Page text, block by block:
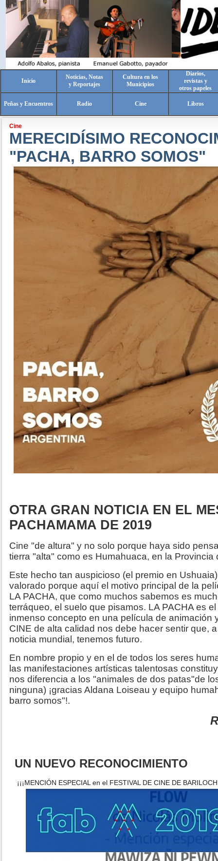
Inicio
Noticias, Notas
y Reportajes
Cultura en los
Municipios
Diarios,
revistas y
otros papeles
Peñas y Encuentros Radio Cine Libros
Cine
MERECIDÍSIMO
"PACHA, BARRO SOMOS"
OTRA GRAN NOTICIA EN EL
PACHAMAMA DE 2019
Cine "de altura" y no solo porque haya sido
tierra "alta" como es Humahuaca, en la Provincia
Este hecho tan auspicioso (el premio en
valorado porque aquí el motivo principal de la
LA PACHA, que como muchos sabemos es
terráqueo, el suelo que pisamos. LA PACHA es
inmenso concepto en una película de animación
CINE de alta calidad nos debe hacer sentir que,
noticia mundial, tenemos futuro.
En nombre propio y en el de todos los seres
las manifestaciones artísticas talentosas
nos diferencia a los "animales de dos patas"de
ninguna) ¡gracias Aldana Loiseau y equipo
barro somos"!.
UN NUEVO RECONOCIMIENTO
¡¡¡MENCIÓN ESPECIAL en el FESTIVAL DE CINE DE